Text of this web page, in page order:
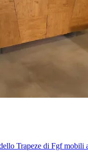
Trapeze di Fgf mobili